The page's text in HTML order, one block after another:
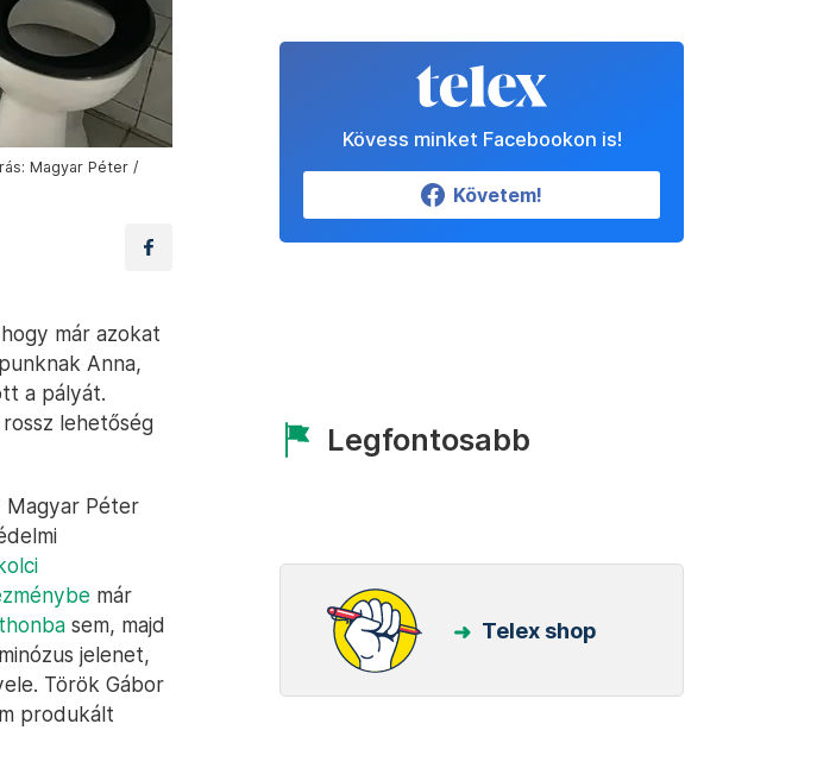
Magyar Péter /
már azokat
Anna,
a pályát.
lehetőség
Magyar Péter
már
sem, majd
jelenet,
Török Gábor
produkált
Kövess minket Facebookon is!
Követem!
Legfontosabb
Telex shop